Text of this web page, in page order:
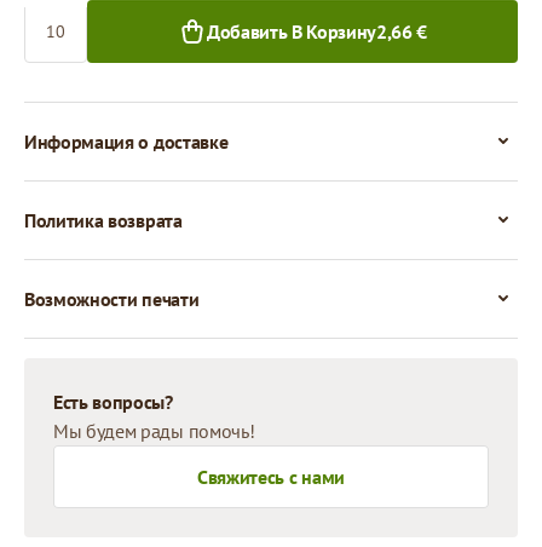
Количество
Добавить В Корзину2,66 €
Информация о доставке
Политика возврата
Возможности печати
Есть вопросы?
Мы будем рады помочь!
Свяжитесь с нами